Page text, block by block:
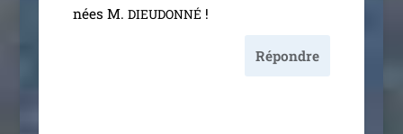
nées M. DIEUDONNÉ !
Répondre